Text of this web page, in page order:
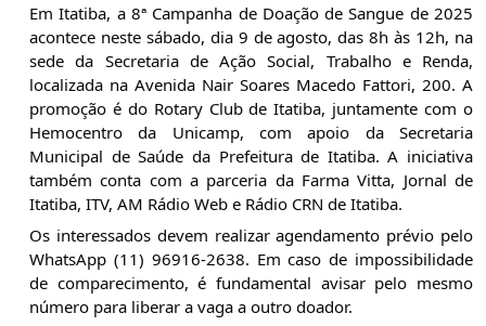
Em Itatiba, a 8ª Campanha de Doação de Sangue de 2025
acontece neste sábado, dia 9 de agosto, das 8h às 12h, na
sede da Secretaria de Ação Social, Trabalho e Renda,
localizada na Avenida Nair Soares Macedo Fattori, 200. A
promoção é do Rotary Club de Itatiba, juntamente com o
Hemocentro da Unicamp, com apoio da Secretaria
Municipal de Saúde da Prefeitura de Itatiba. A iniciativa
também conta com a parceria da Farma Vitta, Jornal de
Itatiba, ITV, AM Rádio Web e Rádio CRN de Itatiba.
Os interessados devem realizar agendamento prévio pelo
WhatsApp (11) 96916-2638. Em caso de impossibilidade
de comparecimento, é fundamental avisar pelo mesmo
número para liberar a vaga a outro doador.